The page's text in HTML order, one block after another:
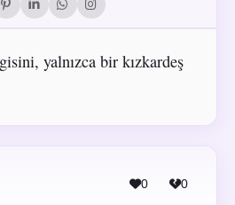
yalnızca bir kızkardeş
0 0